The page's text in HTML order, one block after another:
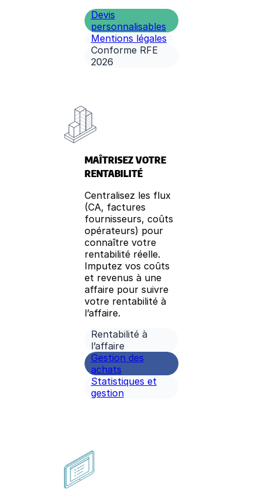
Devis
personnalisables
Mentions légales
Conforme RFE
2026
MAÎTRISEZ VOTRE
RENTABILITÉ
Centralisez les flux
(CA, factures
fournisseurs, coûts
opérateurs) pour
connaître votre
rentabilité réelle.
Imputez vos coûts
et revenus à une
affaire pour suivre
votre rentabilité à
l’affaire.
Rentabilité à
l’affaire
Gestion des
achats
Statistiques et
gestion